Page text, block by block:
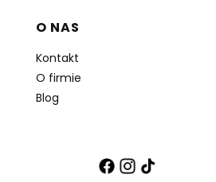
O NAS
Kontakt
O firmie
Blog